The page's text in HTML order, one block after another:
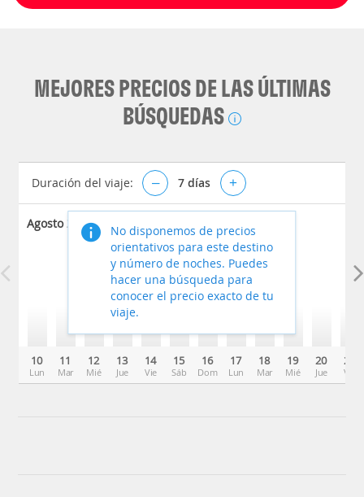
MEJORES PRECIOS DE LAS ÚLTIMAS
BÚSQUEDAS
Duración del viaje: – 7 días +
Agosto 2026
10
Lun
11
Mar
12
Mié
13
Jue
14
Vie
15
Sáb
16
Dom
17
Lun
18
Mar
19
Mié
20
Jue
21
Vie
No disponemos de precios
orientativos para este destino
y número de noches. Puedes
hacer una búsqueda para
conocer el precio exacto de tu
viaje.